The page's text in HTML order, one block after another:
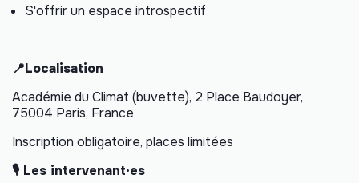
S'offrir un espace introspectif
📍Localisation
Académie du Climat (buvette), 2 Place Baudoyer,
75004 Paris, France
Inscription obligatoire, places limitées
🎙️ Les intervenant·es